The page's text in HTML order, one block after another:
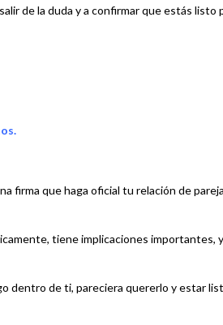
de la duda y a confirmar que estás listo
firma que haga oficial tu relación de
tiene implicaciones importantes,
dentro de ti, pareciera quererlo y estar